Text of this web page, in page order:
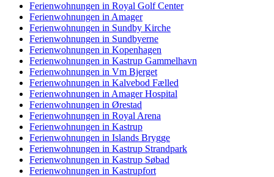
Ferienwohnungen in Royal Golf Center
Ferienwohnungen in Amager
Ferienwohnungen in Sundby Kirche
Ferienwohnungen in Sundbyerne
Ferienwohnungen in Kopenhagen
Ferienwohnungen in Kastrup Gammelhavn
Ferienwohnungen in Vm Bjerget
Ferienwohnungen in Kalvebod Fælled
Ferienwohnungen in Amager Hospital
Ferienwohnungen in Ørestad
Ferienwohnungen in Royal Arena
Ferienwohnungen in Kastrup
Ferienwohnungen in Islands Brygge
Ferienwohnungen in Kastrup Strandpark
Ferienwohnungen in Kastrup Søbad
Ferienwohnungen in Kastrupfort